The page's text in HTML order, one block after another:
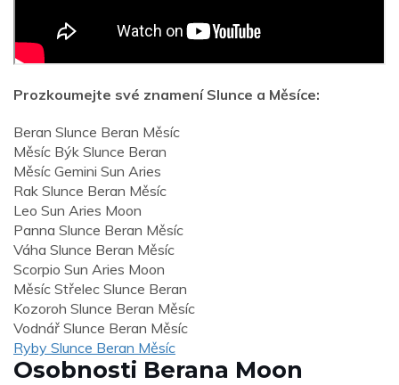
Prozkoumejte své znamení Slunce a Měsíce:
Beran Slunce Beran Měsíc
Měsíc Býk Slunce Beran
Měsíc Gemini Sun Aries
Rak Slunce Beran Měsíc
Leo Sun Aries Moon
Panna Slunce Beran Měsíc
Váha Slunce Beran Měsíc
Scorpio Sun Aries Moon
Měsíc Střelec Slunce Beran
Kozoroh Slunce Beran Měsíc
Vodnář Slunce Beran Měsíc
Ryby Slunce Beran Měsíc
Osobnosti Berana Moon